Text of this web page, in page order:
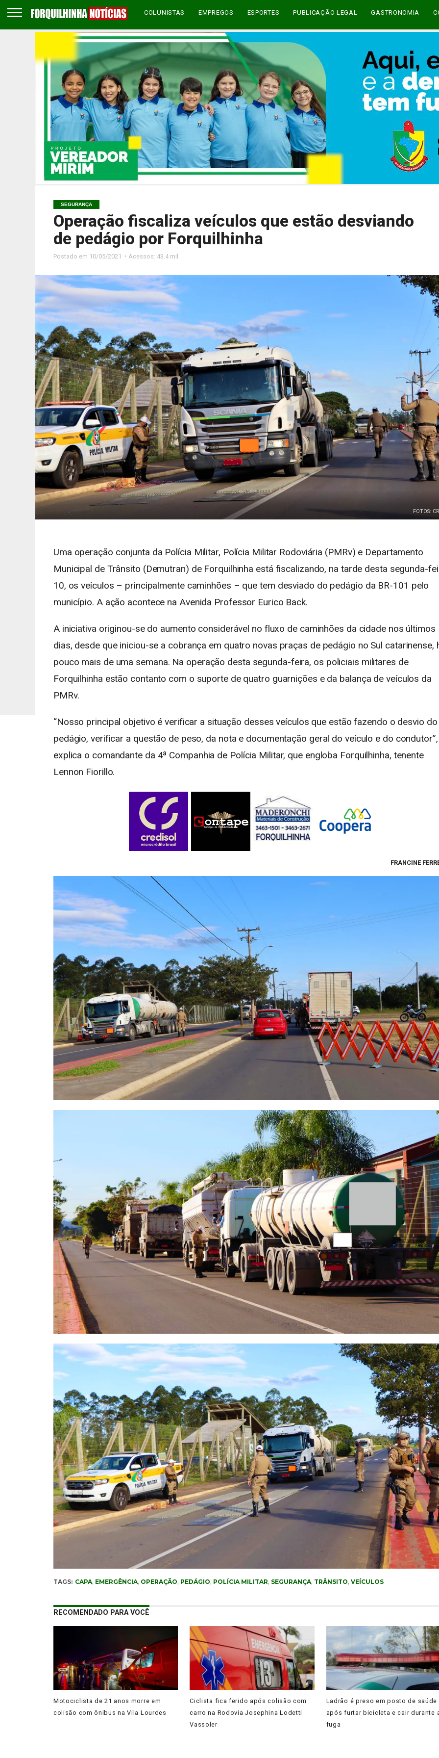
COLUNISTAS EMPREGOS ESPORTES PUBLICAÇÃO LEGAL GASTRONOMIA
SEGURANÇA
Operação fiscaliza veículos que estão desviando
de pedágio por Forquilhinha
Postado em 10/05/2021 ◔ Acessos: 43.4 mil
FOTOS:
Uma operação conjunta da Polícia Militar, Polícia Militar Rodoviária (PMRv) e Departamento
Municipal de Trânsito (Demutran) de Forquilhinha está fiscalizando, na tarde desta segunda-
10, os veículos – principalmente caminhões – que tem desviado do pedágio da BR-101 pelo
município. A ação acontece na Avenida Professor Eurico Back.
A iniciativa originou-se do aumento considerável no fluxo de caminhões da cidade nos últimos
dias, desde que iniciou-se a cobrança em quatro novas praças de pedágio no Sul catarinense,
pouco mais de uma semana. Na operação desta segunda-feira, os policiais militares de
Forquilhinha estão contanto com o suporte de quatro guarnições e da balança de veículos da
PMRv.
“Nosso principal objetivo é verificar a situação desses veículos que estão fazendo o desvio do
pedágio, verificar a questão de peso, da nota e documentação geral do veículo e do condutor”,
explica o comandante da 4ª Companhia de Polícia Militar, que engloba Forquilhinha, tenente
Lennon Fiorillo.
FRANCINE
TAGS: CAPA, EMERGÊNCIA, OPERAÇÃO PEDÁGIO POLÍCIA MILITAR SEGURANÇA, TRÂNSITO VEÍCULOS
RECOMENDADO PARA VOCÊ
Motociclista de 21 anos morre em
colisão com ônibus na Vila Lourdes
Ciclista fica ferido após colisão com
carro na Rodovia Josephina Lodetti
Vassoler
Ladrão é preso em posto de saúde
após furtar bicicleta e cair durante
fuga